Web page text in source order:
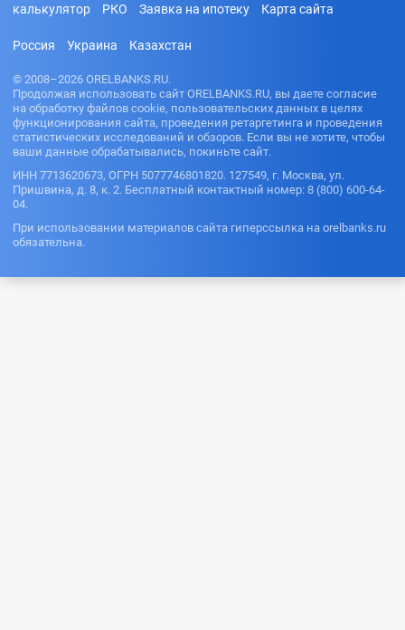
калькулятор
РКО Заявка на ипотеку Карта сайта
Россия Украина Казахстан
© 2008–2026 ORELBANKS.RU.
Продолжая использовать сайт ORELBANKS.RU, вы даете согласие
на обработку файлов cookie, пользовательских данных в целях
функционирования сайта, проведения ретаргетинга и проведения
статистических исследований и обзоров. Если вы не хотите, чтобы
ваши данные обрабатывались, покиньте сайт.
ИНН 7713620673, ОГРН 5077746801820. 127549, г. Москва, ул.
Пришвина, д. 8, к. 2. Бесплатный контактный номер: 8 (800) 600-64-
04.
При использовании материалов сайта гиперссылка на orelbanks.ru
обязательна.